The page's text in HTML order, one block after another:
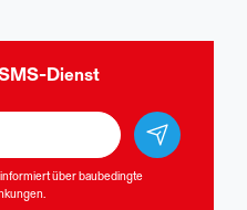
Dienst
über baubedingte